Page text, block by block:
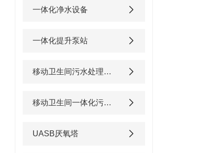
一体化净水设备
一体化提升泵站
移动卫生间污水处理设备
移动卫生间一体化污水处理设备
UASB厌氧塔